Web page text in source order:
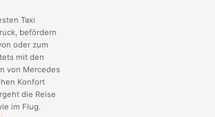
Taxi
befördern
oder zum
mit den
von Mercedes
Konfort
die Reise
im Flug.